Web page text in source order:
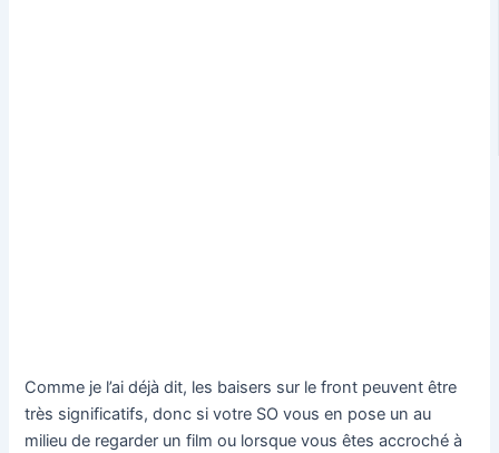
Comme je l’ai déjà dit, les baisers sur le front peuvent être
très significatifs, donc si votre SO vous en pose un au
milieu de regarder un film ou lorsque vous êtes accroché à